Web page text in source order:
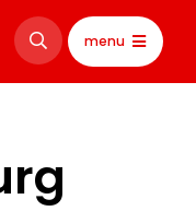
menu